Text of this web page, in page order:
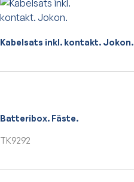
Kabelsats inkl. kontakt. Jokon.
Batteribox. Fäste.
TK9292